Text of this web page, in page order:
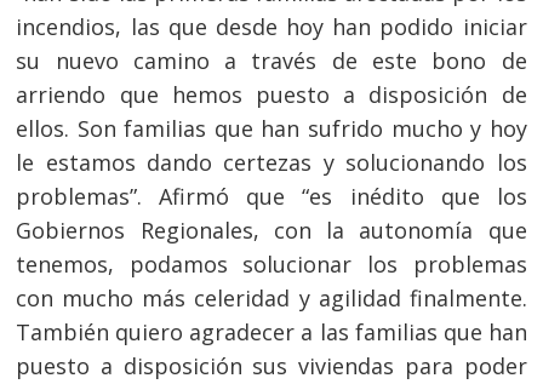
incendios, las que desde hoy han podido iniciar
su nuevo camino a través de este bono de
arriendo que hemos puesto a disposición de
ellos. Son familias que han sufrido mucho y hoy
le estamos dando certezas y solucionando los
problemas”. Afirmó que “es inédito que los
Gobiernos Regionales, con la autonomía que
tenemos, podamos solucionar los problemas
con mucho más celeridad y agilidad finalmente.
También quiero agradecer a las familias que han
puesto a disposición sus viviendas para poder